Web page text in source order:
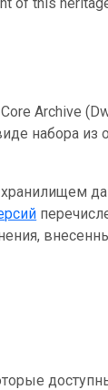
Archive
набора из